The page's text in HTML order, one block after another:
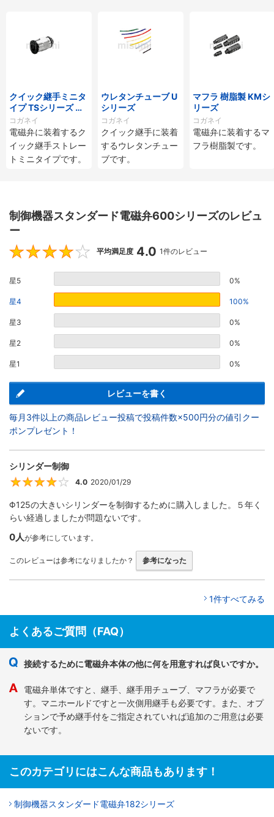
クイック継手ミニタ
イプ TSシリーズ ス
トレート
コガネイ
電磁弁に装着するク
イック継手ストレー
トミニタイプです。
ウレタンチューブ U
シリーズ
コガネイ
クイック継手に装着
するウレタンチュー
ブです。
マフラ 樹脂製 KMシ
リーズ
コガネイ
電磁弁に装着するマ
フラ樹脂製です。
制御機器スタンダード電磁弁600シリーズのレビュ
ー
4
平均満足度 4.0 1件のレビュー
星5 0%
星4 100%
星3 0%
星2 0%
星1 0%
レビューを書く
毎月3件以上の商品レビュー投稿で投稿件数×500円分の値引クー
ポンプレゼント！
シリンダー制御
4
4.0 2020/01/29
Φ125の大きいシリンダーを制御するために購入しました。５年く
らい経過しましたが問題ないです。
0人が参考にしています。
このレビューは参考になりましたか？ 参考になった
1件すべてみる
よくあるご質問（FAQ）
接続するために電磁弁本体の他に何を用意すれば良いですか。
電磁弁単体ですと、継手、継手用チューブ、マフラが必要で
す。マニホールドですと一次側用継手も必要です。また、オプ
ションで予め継手付をご指定されていれば追加のご用意は必要
ないです。
このカテゴリにはこんな商品もあります！
制御機器スタンダード電磁弁182シリーズ